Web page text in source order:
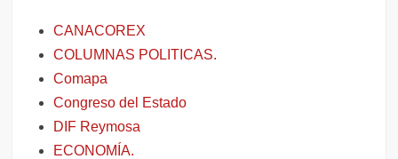
CANACOREX
COLUMNAS POLITICAS.
Comapa
Congreso del Estado
DIF Reymosa
ECONOMÍA.